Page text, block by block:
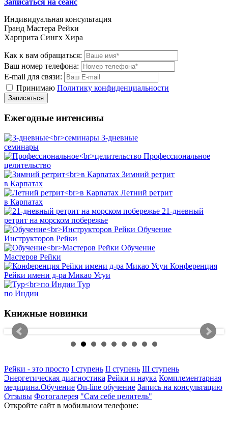
Индивидуальная консультация
Гранд Мастера Рейки
Харприта Сингх Хира
Как к вам обращаться:
Ваш номер телефона:
E-mail для связи:
Принимаю Политику конфиденциальности
Ежегодные интенсивы
3-дневные
семинары
Профессиональное
целительство
Зимний ретрит
в Карпатах
Летний ретрит
в Карпатах
21-дневный
ретрит на морском побережье
Обучение
Инструкторов Рейки
Обучение
Мастеров Рейки
Конференция
Рейки имени д-ра Микао Усуи
Тур
по Индии
Книжные новинки
Рейки - это просто I ступень II ступень III ступень
Энергетическая диагностика Рейки и наука Комплементарная
медицина.Обучение On-line обучение Запись на консультацию
Отзывы Фотогалерея "Сам себе целитель"
Откройте сайт в мобильном телефоне: